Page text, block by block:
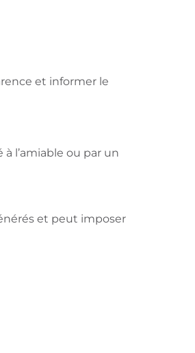
et informer le
l’amiable ou par un
et peut imposer